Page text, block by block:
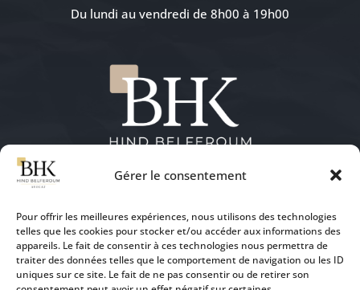
Gérer le consentement
Pour offrir les meilleures expériences, nous utilisons des technologies
telles que les cookies pour stocker et/ou accéder aux informations des
appareils. Le fait de consentir à ces technologies nous permettra de
traiter des données telles que le comportement de navigation ou les ID
uniques sur ce site. Le fait de ne pas consentir ou de retirer son
Du lundi au vendredi de 8h00 à 19h00
NOUS CONTACTER
07 49 33 29 59